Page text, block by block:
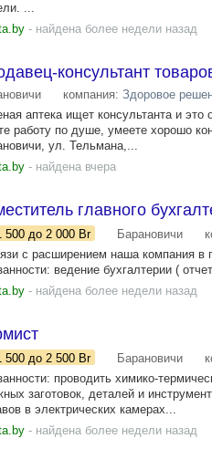
...
- найдена более недели назад
консультант
компания: Здоровое
аптека ищет консультанта и
работу по душе, умеете хорошо
ул. Тельмана,...
- найдена вчера
главного
500 до 2 000 Br Барановичи
с расширением наша компания в
ведение бухгалтерии (
- найдена более недели назад
500 до 2 500 Br Барановичи
проводить химико-
заготовок, деталей и
в электрических камерах...
- найдена более недели назад